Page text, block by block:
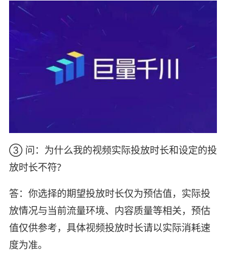
③ 问：为什么我的视频实际投放时长和设定的投
放时长不符?
答：你选择的期望投放时长仅为预估值，实际投
放情况与当前流量环境、内容质量等相关，预估
值仅供参考，具体视频投放时长请以实际消耗速
度为准。